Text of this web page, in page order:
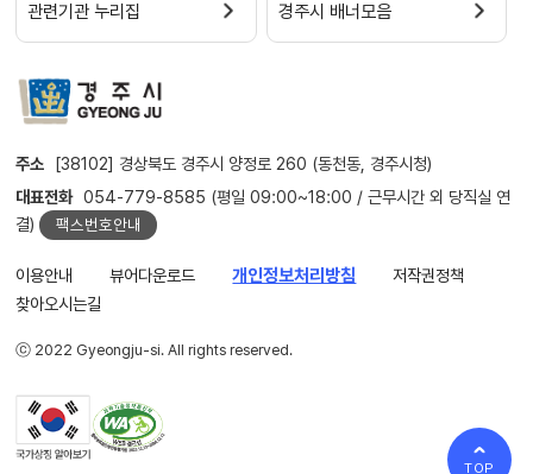
관련기관 누리집 경주시 배너모음
주소 [38102] 경상북도 경주시 양정로 260 (동천동, 경주시청)
대표전화 054-779-8585 (평일 09:00~18:00 / 근무시간 외 당직실 연
결)
팩스번호안내
이용안내 뷰어다운로드 개인정보처리방침
저작권정책
찾아오시는길
ⓒ 2022 Gyeongju-si. All rights reserved.
TOP